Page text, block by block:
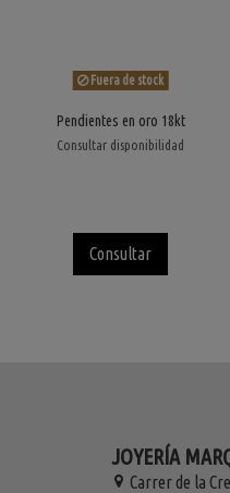
Fuera de stock
Pendientes en oro 18kt
Consultar disponibilidad
Consultar
JOYERÍA
Carrer de la